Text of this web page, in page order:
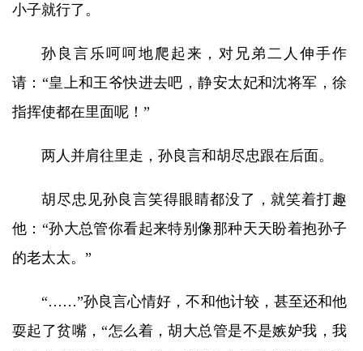
小子就行了。
孙良言乐呵呵地爬起来，对兄弟二人伸手作
请：“皇上和王爷快进去吧，静安太妃和沈将军，徐
指挥使都在里面呢！”
两人并肩往里走，孙良言和胡尽忠跟在后面。
胡尽忠见孙良言笑得眼睛都没了，就笑着打趣
他：“孙大总管你看起来特别像那种天天盼着抱孙子
的老太太。”
“……”孙良言心情好，不和他计较，甚至还和他
耍起了贫嘴，“怎么着，胡大总管是不是嫉妒我，我